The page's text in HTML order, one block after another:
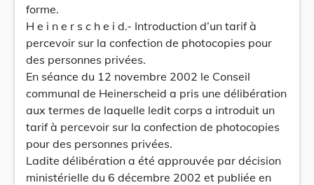
forme.
H e i n e r s c h e i d.- Introduction d’un tarif à
percevoir sur la confection de photocopies pour
des personnes privées.
En séance du 12 novembre 2002 le Conseil
communal de Heinerscheid a pris une délibération
aux termes de laquelle ledit corps a introduit un
tarif à percevoir sur la confection de photocopies
pour des personnes privées.
Ladite délibération a été approuvée par décision
ministérielle du 6 décembre 2002 et publiée en